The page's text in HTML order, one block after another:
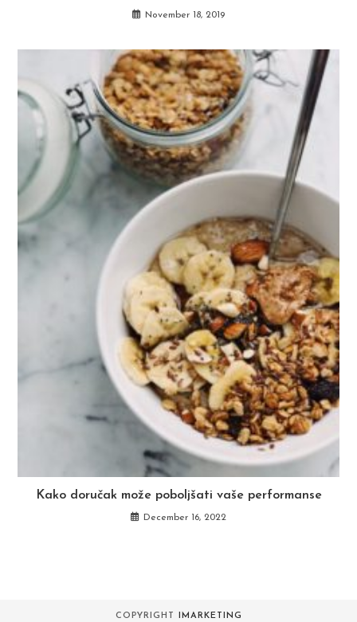
November 18, 2019
Kako doručak može poboljšati vaše performanse
December 16, 2022
COPYRIGHT IMARKETING